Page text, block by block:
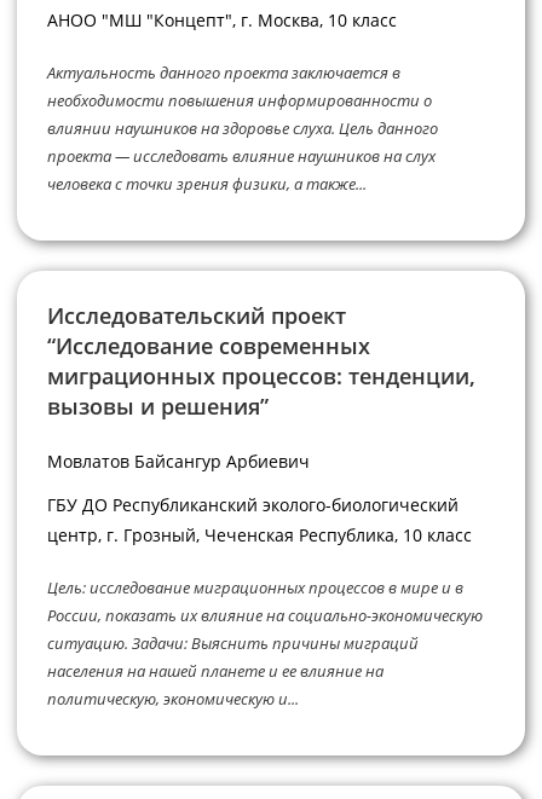
АНОО "МШ "Концепт", г. Москва, 10 класс
Актуальность данного проекта заключается в
необходимости повышения информированности о
влиянии наушников на здоровье слуха. Цель данного
проекта — исследовать влияние наушников на слух
человека с точки зрения физики, а также...
Исследовательский проект
“Исследование современных
миграционных процессов: тенденции,
вызовы и решения”
Мовлатов Байсангур Арбиевич
ГБУ ДО Республиканский эколого-биологический
центр, г. Грозный, Чеченская Республика, 10 класс
Цель: исследование миграционных процессов в мире и в
России, показать их влияние на социально-экономическую
ситуацию. Задачи: Выяснить причины миграций
населения на нашей планете и ее влияние на
политическую, экономическую и...